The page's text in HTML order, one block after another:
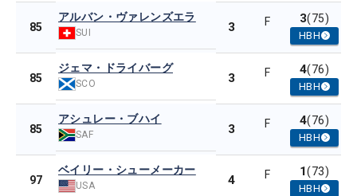
85
アルバン・ヴァレンズエラ
SUI 3 F 3(75)
HBH
85
ジェマ・ドライバーグ
SCO 3 F 4(76)
HBH
85
アシュレー・ブハイ
SAF 3 F 4(76)
HBH
97
ベイリー・シューメーカー
USA 4 F 1(73)
HBH